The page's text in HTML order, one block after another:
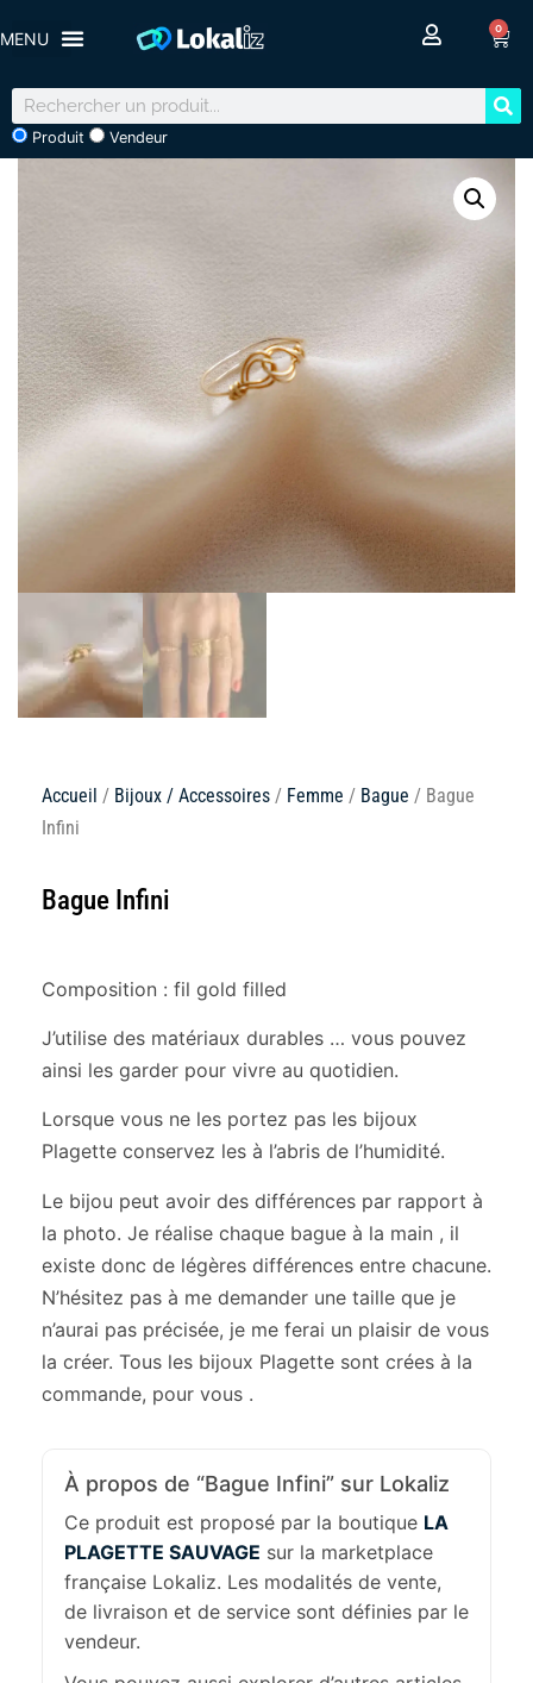
0
Produit Vendeur
Accueil / Bijoux / Accessoires / Femme / Bague / Bague
Infini
Bague Infini
Composition : fil gold filled
J’utilise des matériaux durables … vous pouvez
ainsi les garder pour vivre au quotidien.
Lorsque vous ne les portez pas les bijoux
Plagette conservez les à l’abris de l’humidité.
Le bijou peut avoir des différences par rapport à
la photo. Je réalise chaque bague à la main , il
existe donc de légères différences entre chacune.
N’hésitez pas à me demander une taille que je
n’aurai pas précisée, je me ferai un plaisir de vous
la créer. Tous les bijoux Plagette sont crées à la
commande, pour vous .
À propos de “Bague Infini” sur Lokaliz
Ce produit est proposé par la boutique LA
PLAGETTE SAUVAGE sur la marketplace
française Lokaliz. Les modalités de vente,
de livraison et de service sont définies par le
vendeur.